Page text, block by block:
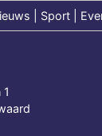
| Sport |